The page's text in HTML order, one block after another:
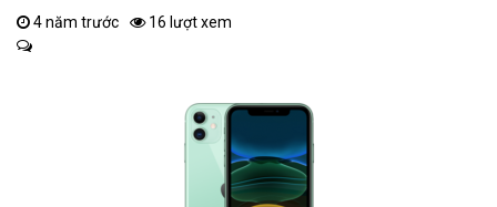
4 năm trước 16 lượt xem